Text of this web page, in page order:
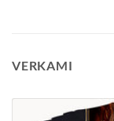
VERKAMI